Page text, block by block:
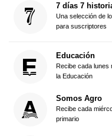
7 días 7
Una selección de
para suscriptores
Educación
Recibe cada lunes
la Educación
Somos Agro
Recibe cada
primario